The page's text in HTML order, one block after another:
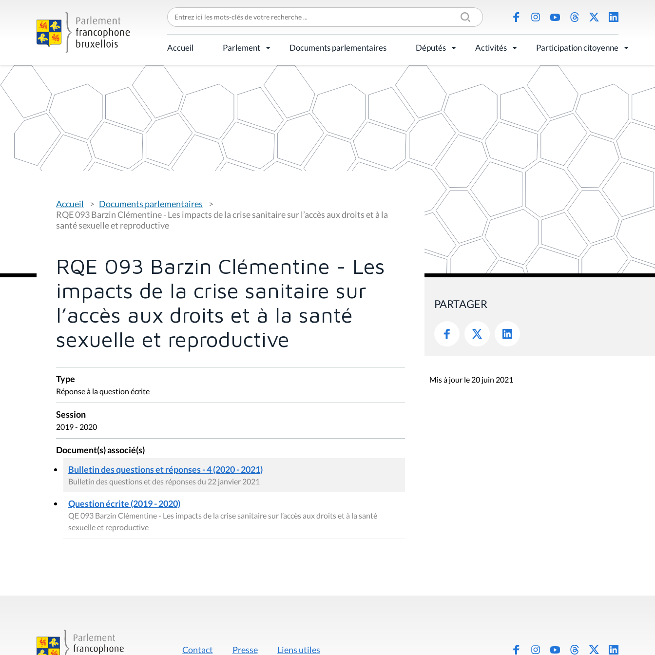
C
h
e
r
c
h
r
p
Accueil Parlement Documents parlementaires Députés Activités Participation citoyenne
o
u
s
ê
Accueil
Documents parlementaires
RQE 093 Barzin Clémentine - Les impacts de la crise sanitaire sur l’accès aux droits et à la
santé sexuelle et reproductive
RQE 093 Barzin Clémentine - Les
impacts de la crise sanitaire sur
l’accès aux droits et à la santé
sexuelle et reproductive
Type
Réponse à la question écrite
Session
2019 - 2020
Document(s) associé(s)
Bulletin des questions et réponses - 4 (2020 - 2021)
Bulletin des questions et des réponses du 22 janvier 2021
Question écrite (2019 - 2020)
QE 093 Barzin Clémentine - Les impacts de la crise sanitaire sur l’accès aux droits et à la santé
sexuelle et reproductive
PARTAGER
Mis à jour le 20 juin 2021
Contact Presse Liens utiles